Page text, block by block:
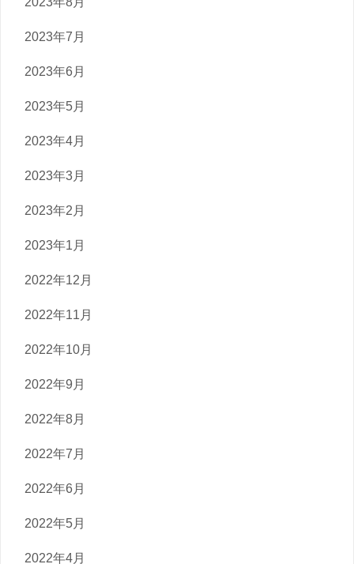
2023年7月
2023年6月
2023年5月
2023年4月
2023年3月
2023年2月
2023年1月
2022年12月
2022年11月
2022年10月
2022年9月
2022年8月
2022年7月
2022年6月
2022年5月
2022年4月